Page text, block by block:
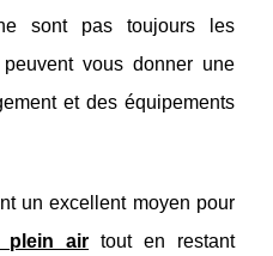
sont pas toujours les
vous donner une
et des équipements
un excellent moyen pour
plein air tout en restant